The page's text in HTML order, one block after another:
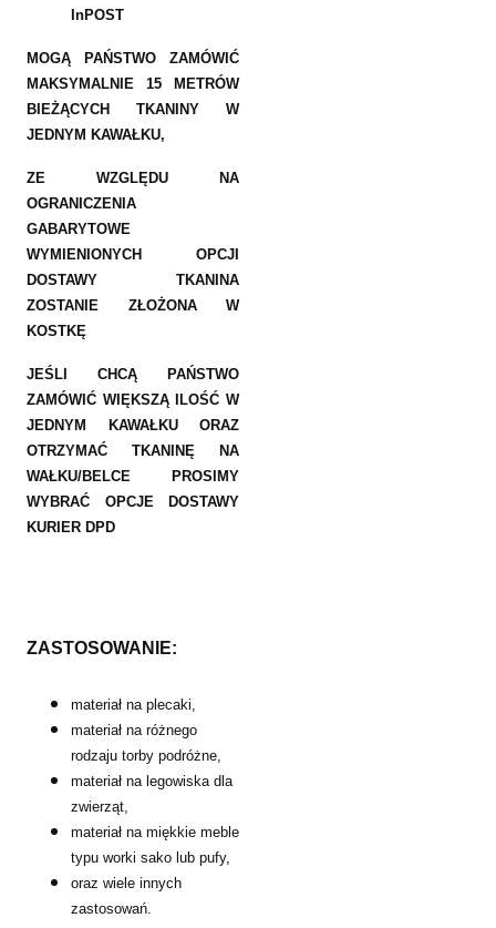
InPOST
MOGĄ PAŃSTWO ZAMÓWIĆ
MAKSYMALNIE 15 METRÓW
BIEŻĄCYCH TKANINY W
JEDNYM KAWAŁKU,
ZE WZGLĘDU NA
OGRANICZENIA
GABARYTOWE
WYMIENIONYCH OPCJI
DOSTAWY TKANINA
ZOSTANIE ZŁOŻONA W
KOSTKĘ
JEŚLI CHCĄ PAŃSTWO
ZAMÓWIĆ WIĘKSZĄ ILOŚĆ W
JEDNYM KAWAŁKU ORAZ
OTRZYMAĆ TKANINĘ NA
WAŁKU/BELCE PROSIMY
WYBRAĆ OPCJE DOSTAWY
KURIER DPD
ZASTOSOWANIE:
materiał na plecaki,
materiał na różnego
rodzaju torby podróżne,
materiał na legowiska dla
zwierząt,
materiał na miękkie meble
typu worki sako lub pufy,
oraz wiele innych
zastosowań.